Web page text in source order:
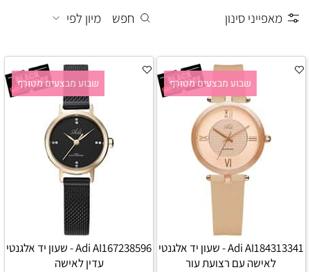
מאפייני סינון חפש מיון לפי
שבוע מבצעים מטורף
Adi AI184313341 - שעון יד אלגנטי
לאישה עם רצועת עור
שבוע מבצעים מטורף
Adi AI167238596 - שעון יד אלגנטי
עדין לאישה